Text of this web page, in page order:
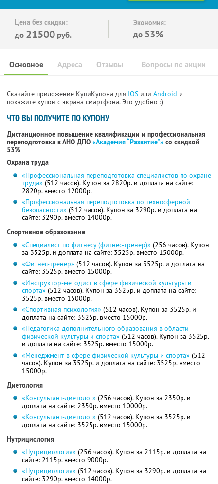
Цена без скидки:
до 21500 руб.
Экономия:
до 53%
Основное Отзывы Вопросы по акции
Адреса
Скачайте приложение КупиКупона для IOS или Android и
покажите купон с экрана смартфона. Это удобно :)
ЧТО ВЫ ПОЛУЧИТЕ ПО КУПОНУ
Дистанционное повышение квалификации и профессиональная
переподготовка в АНО ДПО «Академия “Развитие"» со скидкой
53%
Охрана труда
«Профессиональная переподготовка специалистов по охране
труда» (512 часов). Купон за 2820р. и доплата на сайте:
2820р. вместо 12000р.
«Профессиональная переподготовка по техносферной
безопасности» (512 часов). Купон за 3290р. и доплата на
сайте: 3290р. вместо 14000р.
Спортивное образование
«Специалист по фитнесу (фитнес-тренер)» (256 часов). Купон
за 3525р. и доплата на сайте: 3525р. вместо 15000р.
«Фитнес-тренер» (512 часов). Купон за 3525р. и доплата на
сайте: 3525р. вместо 15000р.
«Инструктор-методист в сфере физической культуры и
спорта» (512 часов). Купон за 3525р. и доплата на сайте:
3525р. вместо 15000р.
«Спортивная психология» (512 часов). Купон за 3525р. и
доплата на сайте: 3525р. вместо 15000р.
«Педагогика дополнительного образования в области
физической культуры и спорта» (512 часов). Купон за 3525р.
и доплата на сайте: 3525р. вместо 15000р.
«Менеджмент в сфере физической культуры и спорта» (512
часов). Купон за 3525р. и доплата на сайте: 3525р. вместо
15000р.
Диетология
«Консультант-диетолог» (256 часов). Купон за 2350р. и
доплата на сайте: 2350р. вместо 10000р.
«Консультант-диетолог» (512 часов). Купон за 3525р. и
доплата на сайте: 3525р. вместо 15000р.
Нутрициология
«Нутрициология» (256 часов). Купон за 2115р. и доплата на
сайте: 2115р. вместо 9000р.
«Нутрициология» (512 часов). Купон за 3290р. и доплата на
сайте: 3290р. вместо 14000р.